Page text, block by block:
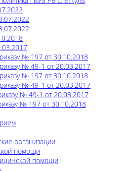
№ 197 от 30.10.2018
№ 49-1 от 20.03.2017
№ 197 от 30.10.2018
№ 49-1 от 20.03.2017
№ 49-1 от 20.03.2017
№ 197 от 30.10.2018
организации
помощи
помощи